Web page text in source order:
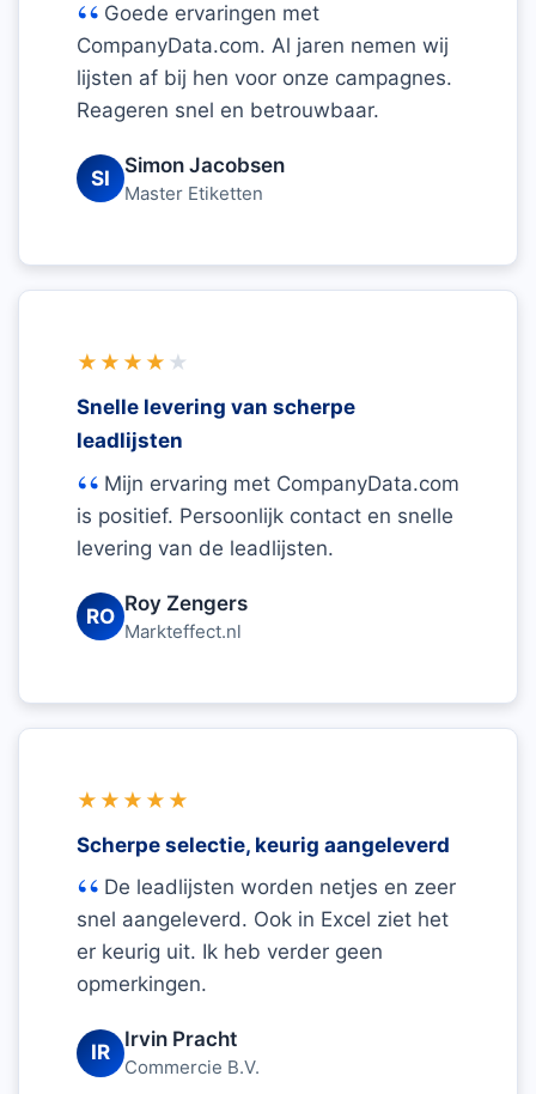
Goede ervaringen met
CompanyData.com. Al jaren nemen wij
lijsten af bij hen voor onze campagnes.
Reageren snel en betrouwbaar.
SI
Simon Jacobsen
Master Etiketten
★★★★ ★
Snelle levering van scherpe
leadlijsten
Mijn ervaring met CompanyData.com
is positief. Persoonlijk contact en snelle
levering van de leadlijsten.
RO
Roy Zengers
Markteffect.nl
★★★★★
Scherpe selectie, keurig aangeleverd
De leadlijsten worden netjes en zeer
snel aangeleverd. Ook in Excel ziet het
er keurig uit. Ik heb verder geen
opmerkingen.
IR
Irvin Pracht
Commercie B.V.